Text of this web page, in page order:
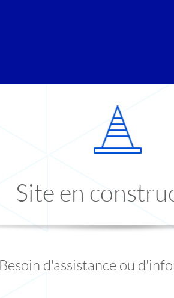
Site en
Besoin d'assistance ou